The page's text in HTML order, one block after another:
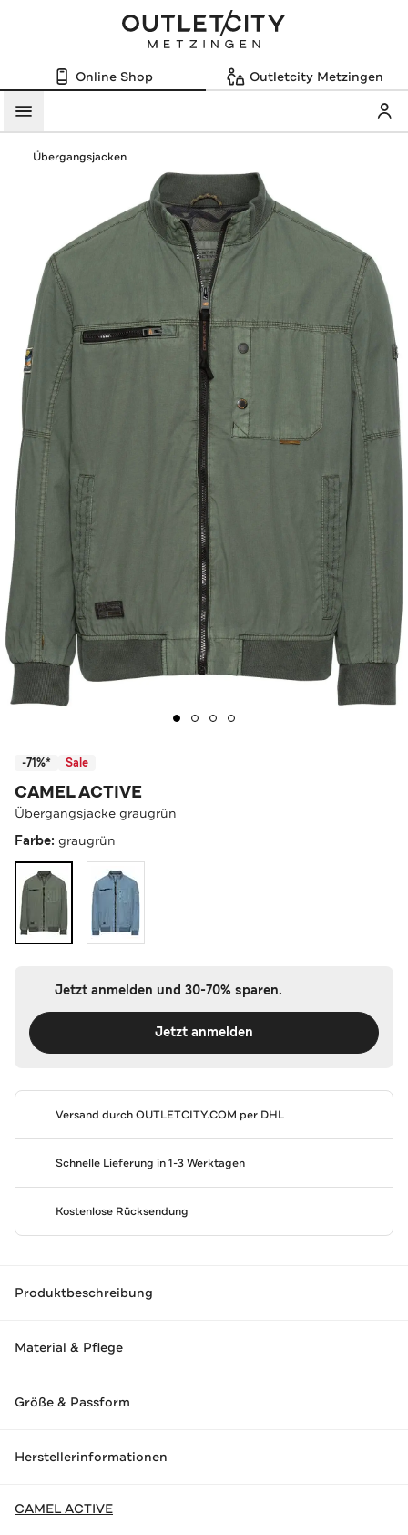
Online Shop Outletcity Metzingen
Menü
Übergangsjacken
-71%* Sale
CAMEL ACTIVE
Übergangsjacke graugrün
Farbe: graugrün
Jetzt anmelden und 30-70% sparen.
Jetzt anmelden
Versand durchOUTLETCITY.COM per DHL
Schnelle Lieferung in 1-3 Werktagen
Kostenlose Rücksendung
Produktbeschreibung
Material & Pflege
Größe & Passform
Herstellerinformationen
CAMEL ACTIVE